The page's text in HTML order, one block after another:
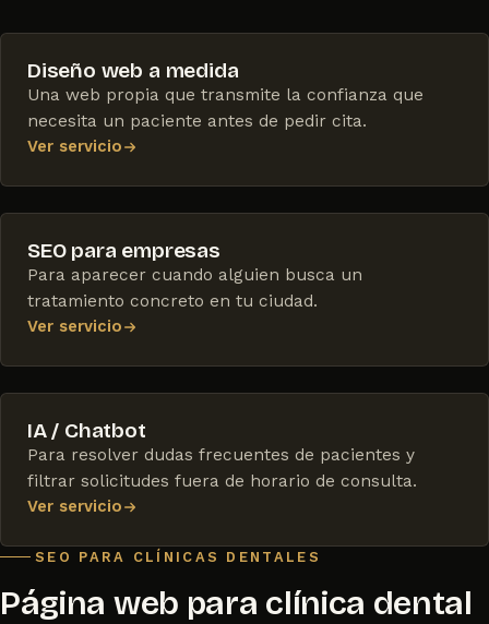
Diseño web a medida
Una web propia que transmite la confianza que
necesita un paciente antes de pedir cita.
Ver servicio
SEO para empresas
Para aparecer cuando alguien busca un
tratamiento concreto en tu ciudad.
Ver servicio
IA / Chatbot
Para resolver dudas frecuentes de pacientes y
filtrar solicitudes fuera de horario de consulta.
Ver servicio
SEO PARA CLÍNICAS DENTALES
Página web para clínica dental